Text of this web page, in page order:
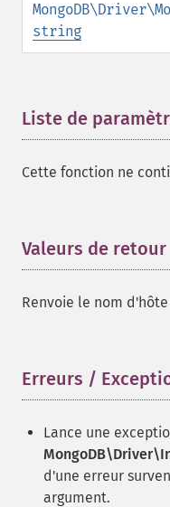
string
Liste de
Cette fonction ne
Valeurs de retour
Renvoie le nom
Erreurs /
Lance une
d'une erreur
argument.